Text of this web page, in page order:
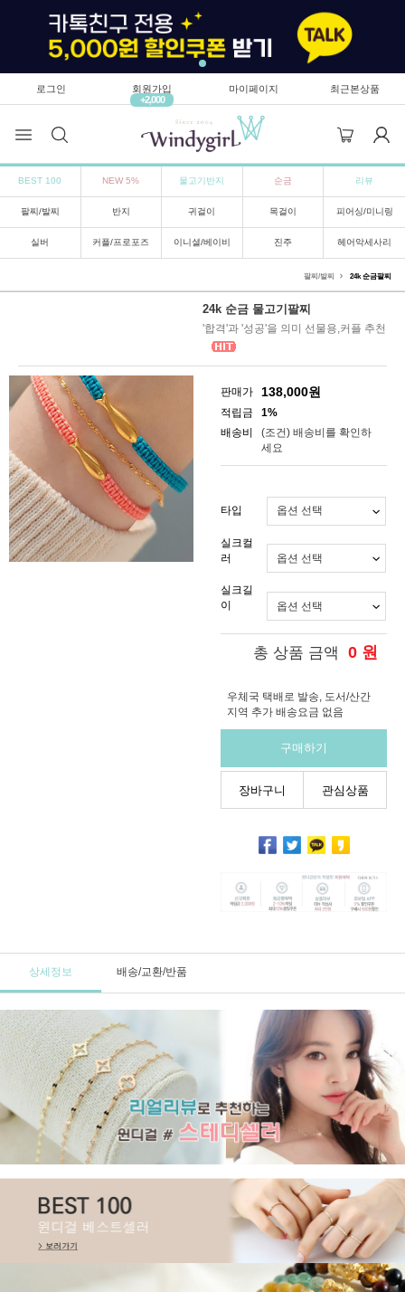
로그인
회원가입
+2,000
마이페이지 최근본상품
BEST 100 NEW 5% 물고기반지 순금 리뷰
팔찌/발찌 반지 귀걸이 목걸이 피어싱/미니링
실버 커플/프로포즈 이니셜/베이비 진주 헤어악세사리
팔찌/발찌 24k 순금팔찌
24k 순금 물고기팔찌
'합격'과 '성공'을 의미 선물용,커플 추천
판매가 138,000원
적립금
1%
배송비
(조건) 배송비를 확인하
세요
타입
실크컬
러
실크길
이
총 상품 금액 0 원
우체국 택배로 발송, 도서/산간
지역 추가 배송요금 없음
구매하기
장바구니 관심상품
상세정보 배송/교환/반품